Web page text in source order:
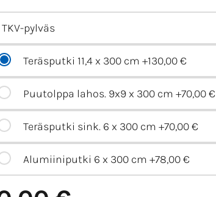
TKV-pylväs
Teräsputki 11,4 x 300 cm +130,00 €
Puutolppa lahos. 9x9 x 300 cm +70,00 €
Teräsputki sink. 6 x 300 cm +70,00 €
Alumiiniputki 6 x 300 cm +78,00 €